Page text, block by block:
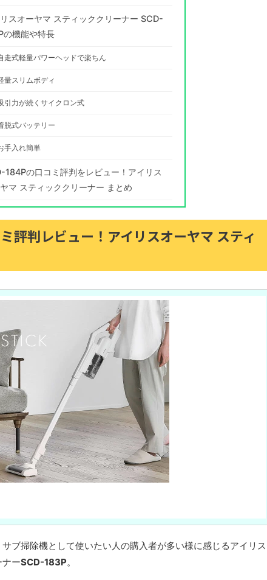
スオーヤマ スティッククリーナー SCD-
の機能や特長
走式軽量パワーヘッドで楽ちん
量スリムボディ
引力が続くサイクロン式
脱式バッテリー
手入れ簡単
184Pの口コミ評判をレビュー！アイリス
マ スティッククリーナー まとめ
評判レビュー！アイリスオーヤマ スティ
ブ掃除機として使いたい人の購入者が多い様に感じるアイリス
ーSCD-183P。